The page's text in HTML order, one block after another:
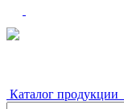
Каталог продукции